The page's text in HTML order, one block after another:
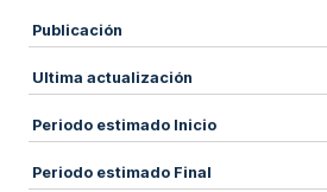
Publicación
Ultima actualización
Periodo estimado Inicio
Periodo estimado Final